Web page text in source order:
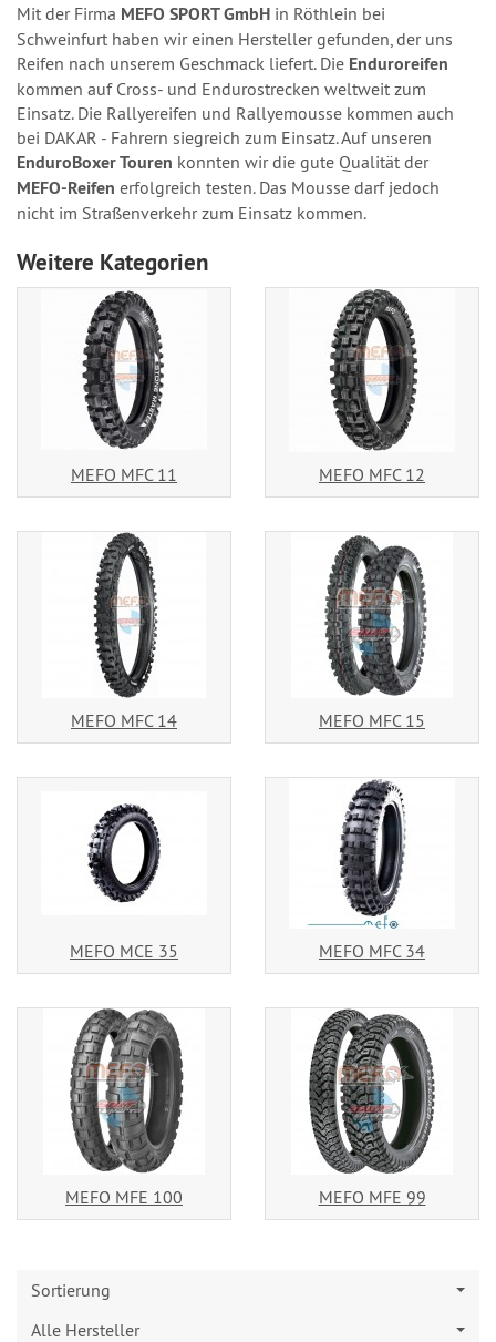
Mit der Firma MEFO SPORT GmbH in Röthlein bei
Schweinfurt haben wir einen Hersteller gefunden, der uns
Reifen nach unserem Geschmack liefert. Die Enduroreifen
kommen auf Cross- und Endurostrecken weltweit zum
Einsatz. Die Rallyereifen und Rallyemousse kommen auch
bei DAKAR - Fahrern siegreich zum Einsatz. Auf unseren
EnduroBoxer Touren konnten wir die gute Qualität der
MEFO-Reifen erfolgreich testen. Das Mousse darf jedoch
nicht im Straßenverkehr zum Einsatz kommen.
Weitere Kategorien
MEFO MFC 11 MEFO MFC 12
MEFO MFC 14 MEFO MFC 15
MEFO MCE 35 MEFO MFC 34
MEFO MFE 100 MEFO MFE 99
Sortierung
Alle Hersteller